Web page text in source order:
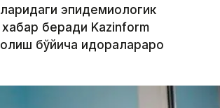
эпидемиологик
беради Kazinform
бўйича идоралараро